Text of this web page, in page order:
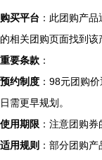
购买平台 ：此团购产品
的相关团购页面找到该
重要条款 ：
预约制度 ：98元团购
日需更早规划。
使用期限 ：注意团购
适用规则 ：部分团购